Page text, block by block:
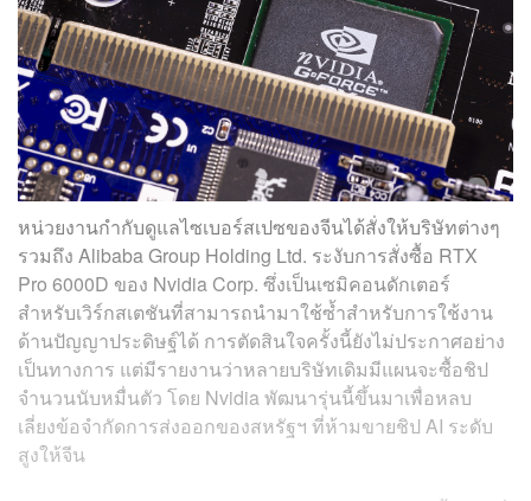
หน่วยงานกำกับดูแลไซเบอร์สเปซของจีนได้สั่งให้บริษัทต่างๆ
รวมถึง Alibaba Group Holding Ltd. ระงับการสั่งซื้อ RTX
Pro 6000D ของ Nvidia Corp. ซึ่งเป็นเซมิคอนดักเตอร์
สำหรับเวิร์กสเตชันที่สามารถนำมาใช้ซ้ำสำหรับการใช้งาน
ด้านปัญญาประดิษฐ์ได้ การตัดสินใจครั้งนี้ยังไม่ประกาศอย่าง
เป็นทางการ แต่มีรายงานว่าหลายบริษัทเดิมมีแผนจะซื้อชิป
จำนวนนับหมื่นตัว โดย Nvidia พัฒนารุ่นนี้ขึ้นมาเพื่อหลบ
เลี่ยงข้อจำกัดการส่งออกของสหรัฐฯ ที่ห้ามขายชิป AI ระดับ
สูงให้จีน